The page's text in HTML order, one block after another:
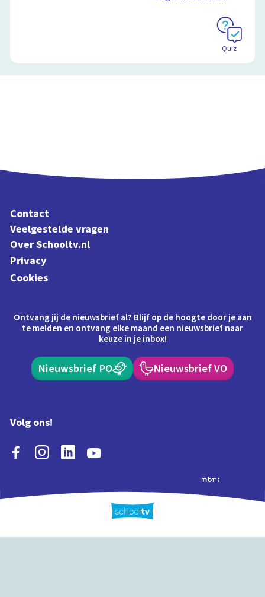
Quiz
Contact
Veelgestelde vragen
Over Schooltv.nl
Privacy
Cookies
Ontvang jij de nieuwsbrief al? Blijf op de hoogte door je aan
te melden en ontvang elke maand een nieuwsbrief naar
keuze in je inbox!
Nieuwsbrief PO Nieuwsbrief VO
Volg ons!